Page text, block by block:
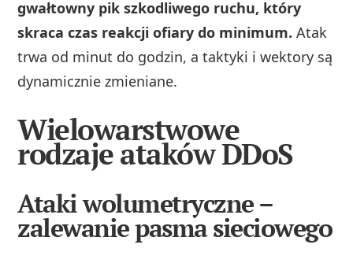
gwałtowny pik szkodliwego ruchu, który
skraca czas reakcji ofiary do minimum. Atak
trwa od minut do godzin, a taktyki i wektory są
dynamicznie zmieniane.
Wielowarstwowe
rodzaje ataków DDoS
Ataki wolumetryczne –
zalewanie pasma sieciowego